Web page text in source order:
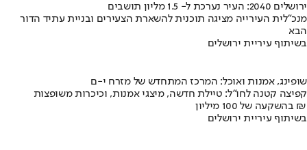
ירושלים 2040: העיר נערכת ל- 1.5 מליון תושבים
מנכ"לית העירייה מציגה תוכנית להשארת הצעירים ובניית עתיד הדור
הבא
בשיתוף עיריית ירושלים
שופינג, אמנות ואוכל: המרכז המתחדש של מזרח י-ם
קפיצה קטנה לחו"ל: טיילת חדשה, מיצגי אמנות, וכיכרות משופצות
בהשקעה של 100 מיליון ₪
בשיתוף עיריית ירושלים